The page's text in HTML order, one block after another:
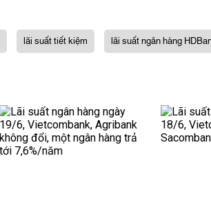
lãi suất tiết kiệm lãi suất ngân hàng